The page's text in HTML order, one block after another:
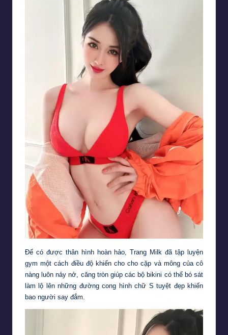
Để có được thân hình hoàn hảo, Trang Milk đã tập luyện
gym một cách điều độ khiến cho cho cặp và mông của cô
nàng luôn nảy nở, căng tròn giúp các bộ bikini có thể bó sát
làm lộ lên những đường cong hình chữ S tuyệt đẹp khiến
bao người say đắm.